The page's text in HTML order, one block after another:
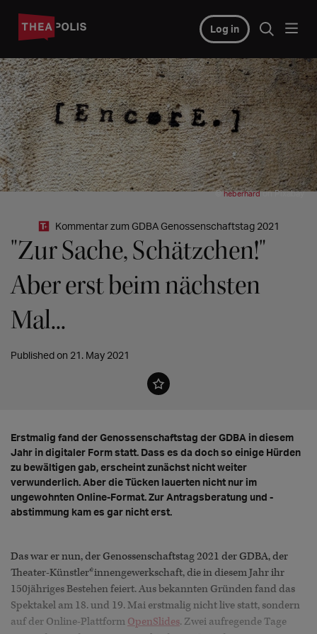
Log in
©heberhardon Pixabay
Kommentar zum GDBA Genossenschaftstag 2021
"Zur Sache, Schätzchen!"
Aber erst beim nächsten
Mal...
Published on 21. May 2021
Erstmalig fand der Genossenschaftstag der GDBA in diesem
Jahr in digitaler Form statt. Dass es da doch so einige Hürden
zu bewältigen gab, erscheint zunächst nicht weiter
verwunderlich. Aber die Tücken lauerten nicht nur im
ungewohnten Online-Format. Zur Antragsberatung und -
abstimmung kam es gar nicht erst.
Das war er nun, der Genossenschaftstag 2021 der GDBA, der
Theater-Künstler*innengewerkschaft, die in diesem Jahr ihr
150jähriges Bestehen feiert. Aus bekannten Gründen fand das
Spektakel am 18. und 19. Mai erstmalig nicht live statt, sondern
auf der Online-Plattform OpenSlides. Zwei aufregende Tage